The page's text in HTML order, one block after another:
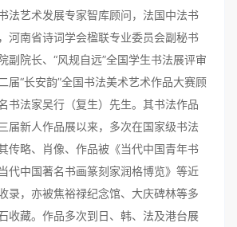
法艺术发展专家智库顾问，法国中法书
河南省诗词学会楹联专业委员会副秘书
副院长、“风规自远”全国学生书法展评审
届“长安韵”全国书法美术艺术作品大赛顾
书法家吴行（复生）先生。其书法作品
届新人作品展以来，多次在国家级书法
传略、肖像、作品被《当代中国青年书
代中国著名书画篆刻家润格博览》等近
录，亦被焦裕禄纪念馆、大庆碑林等多
收藏。作品多次到日、韩、法及港台展